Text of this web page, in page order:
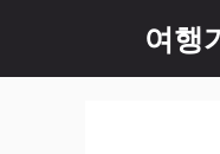
츠
여행